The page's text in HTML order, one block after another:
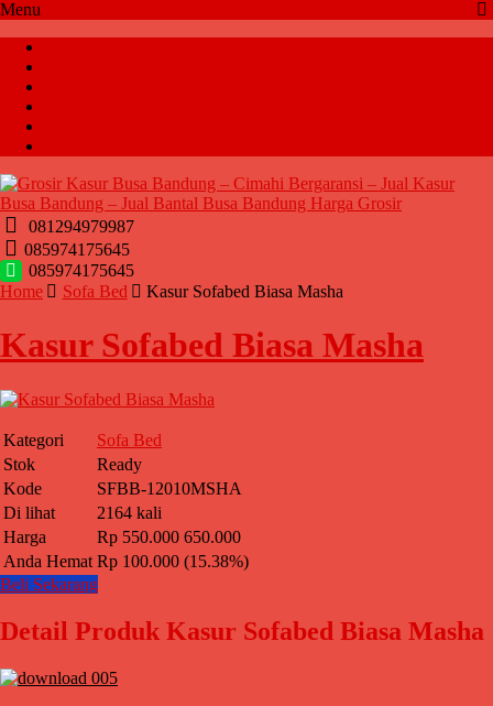
Menu
081294979987
085974175645
085974175645
Home
Sofa Bed Kasur Sofabed Biasa Masha
Kasur Sofabed Biasa Masha
Kategori
Sofa Bed
Stok
Ready
Kode
SFBB-12010MSHA
Di lihat
2164 kali
Harga
Rp 550.000 650.000
Anda Hemat Rp 100.000 (15.38%)
Beli Sekarang
Detail Produk Kasur Sofabed Biasa Masha